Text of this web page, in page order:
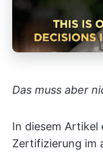
Das muss aber
In diesem Artikel
Zertifizierung im